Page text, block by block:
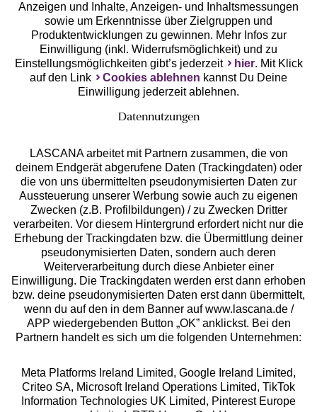
Unsere Apps
Services
Beratung
Über uns
Rechtliches
Alle Preise inkl. MwSt., zzgl.
Versandkosten
** Bonität vorausgesetzt, berechtigt zur Bonitätsprüfung
Anzeigen und Inhalte, Anzeigen- und Inhaltsmessungen
sowie um Erkenntnisse über Zielgruppen und
Produktentwicklungen zu gewinnen. Mehr Infos zur
Einwilligung (inkl. Widerrufsmöglichkeit) und zu
Einstellungsmöglichkeiten gibt’s jederzeit
hier. Mit Klick
auf den Link
Cookies ablehnen kannst Du Deine
Einwilligung jederzeit ablehnen.
Datennutzungen
LASCANA arbeitet mit Partnern zusammen, die von
deinem Endgerät abgerufene Daten (Trackingdaten) oder
die von uns übermittelten pseudonymisierten Daten zur
Aussteuerung unserer Werbung sowie auch zu eigenen
Zwecken (z.B. Profilbildungen) / zu Zwecken Dritter
verarbeiten. Vor diesem Hintergrund erfordert nicht nur die
Erhebung der Trackingdaten bzw. die Übermittlung deiner
pseudonymisierten Daten, sondern auch deren
Weiterverarbeitung durch diese Anbieter einer
Einwilligung. Die Trackingdaten werden erst dann erhoben
bzw. deine pseudonymisierten Daten erst dann übermittelt,
wenn du auf den in dem Banner auf www.lascana.de /
APP wiedergebenden Button „OK” anklickst. Bei den
Partnern handelt es sich um die folgenden Unternehmen:
Meta Platforms Ireland Limited, Google Ireland Limited,
Criteo SA, Microsoft Ireland Operations Limited, TikTok
Information Technologies UK Limited, Pinterest Europe